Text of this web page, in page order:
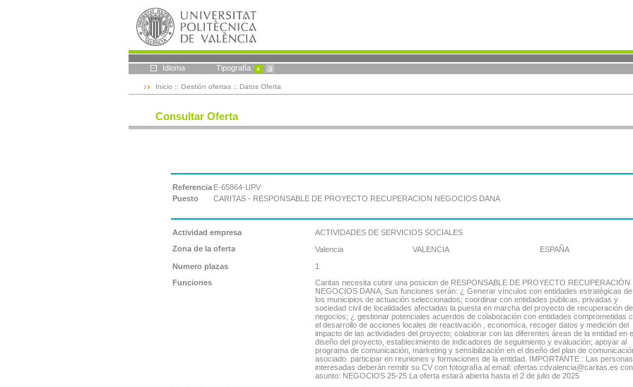
Idioma Tipografía
Inicio :: Gestión ofertas :: Datos Oferta
Consultar Oferta
Referencia E-65864-UPV
Puesto
CARITAS - RESPONSABLE DE PROYECTO RECUPERACION NEGOCIOS DANA
Actividad empresa
ACTIVIDADES DE SERVICIOS SOCIALES
Zona de la oferta
Valencia VALENCIA
ESPAÑA
Numero plazas
1
Funciones
Caritas necesita cubrir una posicion de RESPONSABLE DE PROYECTO RECUPERACIÓN
NEGOCIOS DANA, Sus funciones serán: ¿ Generar vínculos con entidades estratégicas de
los municipios de actuación seleccionados; coordinar con entidades públicas, privadas y
sociedad civil de localidades afectadas la puesta en marcha del proyecto de recuperación de
negocios; ¿ gestionar potenciales acuerdos de colaboración con entidades comprometidas
el desarrollo de acciones locales de reactivación , economíca, recoger datos y medición del
impacto de las actividades del proyecto; colaborar con las diferentes áreas de la entidad en el
diseño del proyecto, establecimiento de indicadores de seguimiento y evaluación; apoyar al
programa de comunicación, marketing y sensibilización en el diseño del plan de
asociado. participar en reuniones y formaciones de la entidad. IMPORTANTE : Las personas
interesadas deberán remitir su CV con fotografía al email: ofertas.cdvalencia@caritas.es con
asunto: NEGOCIOS 25-25 La oferta estará abierta hasta el 2 de julio de 2025